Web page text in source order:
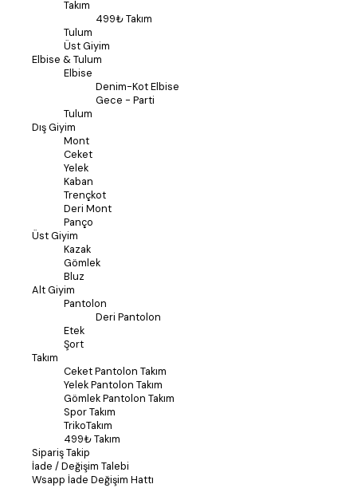
Takım
499₺ Takım
Tulum
Üst Giyim
Elbise & Tulum
Elbise
Denim-Kot Elbise
Gece - Parti
Tulum
Dış Giyim
Mont
Ceket
Yelek
Kaban
Trençkot
Deri Mont
Panço
Üst Giyim
Kazak
Gömlek
Bluz
Alt Giyim
Pantolon
Deri Pantolon
Etek
Şort
Takım
Ceket Pantolon Takım
Yelek Pantolon Takım
Gömlek Pantolon Takım
Spor Takım
TrikoTakım
499₺ Takım
Sipariş Takip
İade / Değişim Talebi
Wsapp İade Değişim Hattı